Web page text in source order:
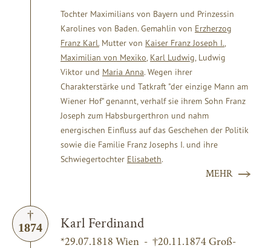
Tochter Maximilians von Bayern und Prinzessin
Karolines von Baden. Gemahlin von Erzherzog
Franz Karl. Mutter von Kaiser Franz Joseph I.
Maximilian von Mexiko Karl Ludwig , Ludwig
Viktor und Maria Anna. Wegen ihrer
Charakterstärke und Tatkraft "der einzige Mann am
Wiener Hof" genannt, verhalf sie ihrem Sohn Franz
Joseph zum Habsburgerthron und nahm
energischen Einfluss auf das Geschehen der Politik
sowie die Familie Franz Josephs I. und ihre
Schwiegertochter Elisabeth.
MEHR
1874 Karl Ferdinand
*29.07.1818 Wien - †20.11.1874 Groß-